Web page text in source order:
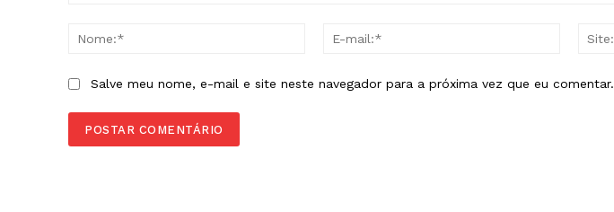
Nome:*
Salve meu nome, e-mail e site neste navegador para a próxima vez que eu comentar.